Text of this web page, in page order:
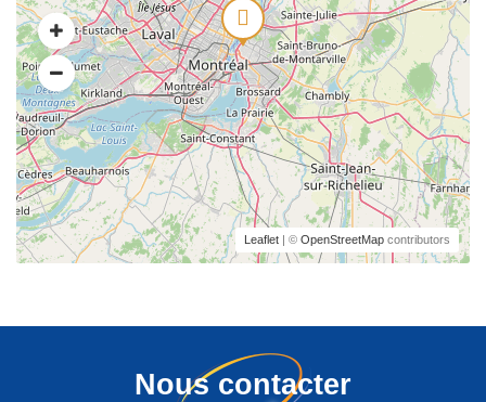
Leaflet | © OpenStreetMap contributors
Nous contacter